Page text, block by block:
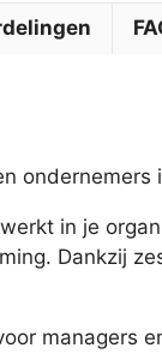
in je
Dankzij
managers